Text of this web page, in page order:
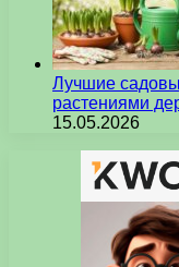
Лучшие
растениями
15.05.2026